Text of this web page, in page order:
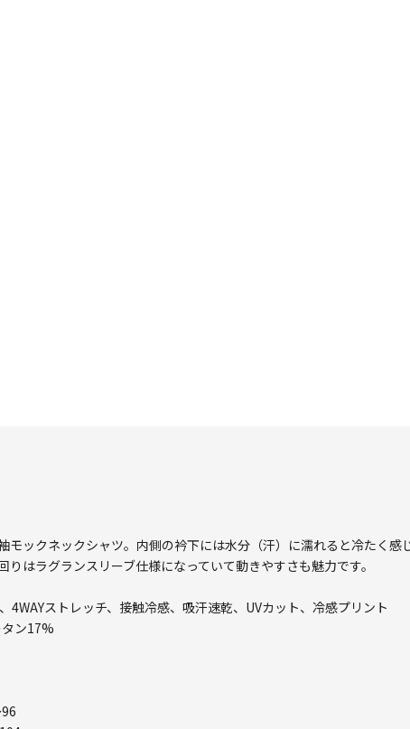
モックネックシャツ。内側の衿下には水分（汗）に濡れると冷たく感
はラグランスリーブ仕様になっていて動きやすさも魅力です。
ストレッチ、接触冷感、吸汗速乾、UVカット、冷感プリント
ン17%